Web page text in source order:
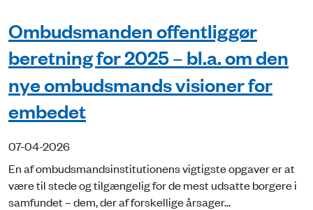
Ombudsmanden offentliggør
beretning for 2025 – bl.a. om den
nye ombudsmands visioner for
embedet
07-04-2026
En af ombudsmandsinstitutionens vigtigste opgaver er at
være til stede og tilgængelig for de mest udsatte borgere i
samfundet – dem, der af forskellige årsager...